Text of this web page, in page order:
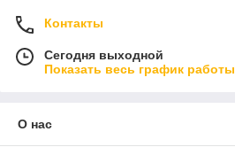
Контакты
Сегодня выходной
Показать весь график работы
О нас